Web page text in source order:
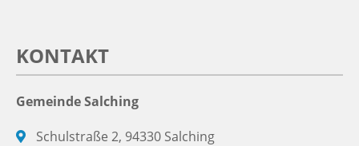
KONTAKT
Gemeinde Salching
Schulstraße 2, 94330 Salching